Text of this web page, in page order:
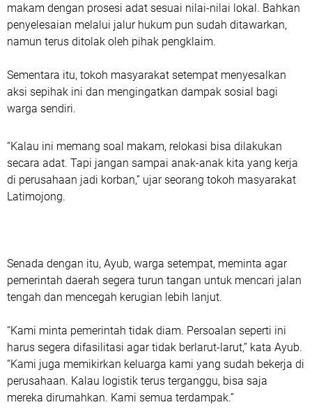
makam dengan prosesi adat sesuai nilai-nilai lokal. Bahkan
penyelesaian melalui jalur hukum pun sudah ditawarkan,
namun terus ditolak oleh pihak pengklaim.
Sementara itu, tokoh masyarakat setempat menyesalkan
aksi sepihak ini dan mengingatkan dampak sosial bagi
warga sendiri.
“Kalau ini memang soal makam, relokasi bisa dilakukan
secara adat. Tapi jangan sampai anak-anak kita yang kerja
di perusahaan jadi korban,” ujar seorang tokoh masyarakat
Latimojong.
Senada dengan itu, Ayub, warga setempat, meminta agar
pemerintah daerah segera turun tangan untuk mencari jalan
tengah dan mencegah kerugian lebih lanjut.
“Kami minta pemerintah tidak diam. Persoalan seperti ini
harus segera difasilitasi agar tidak berlarut-larut,” kata Ayub.
“Kami juga memikirkan keluarga kami yang sudah bekerja di
perusahaan. Kalau logistik terus terganggu, bisa saja
mereka dirumahkan. Kami semua terdampak.”